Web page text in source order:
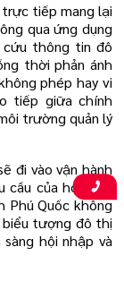
tiếp mang lại
qua ứng dụng
cứu thông tin đô
thời phản ánh
phép hay vi
tiếp giữa chính
trường quản lý
đi vào vận hành
của hội nghị
Phú Quốc không
biểu tượng đô thị
hội nhập và